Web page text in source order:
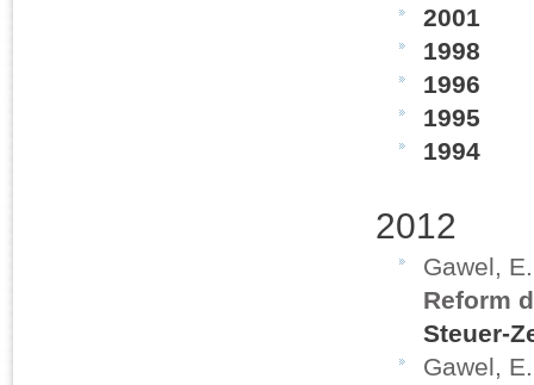
2001
1998
1996
1995
1994
2012
Gawel,
Reform
Steuer-
Gawel,